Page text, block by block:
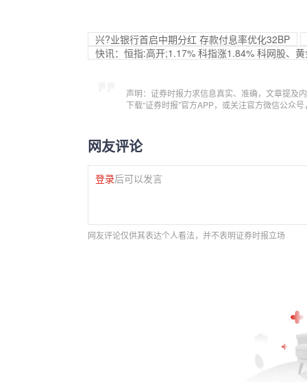
兴?业银行首启中期分红 存款付息率优化32BP
快讯：恒指:高开;1.17% 科指涨1.84% 科网股、
声明：证券时报力求信息真实、准确，文章提及
下载“证券时报”官方APP，或关注官方微信公众
网友评论
登录后可以发言
网友评论仅供其表达个人看法，并不表明证券时报立场